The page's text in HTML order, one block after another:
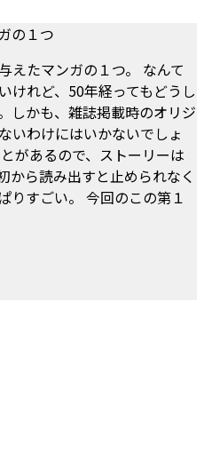
の１つ
えたマンガの１つ。 なんて
けれど、50年経ってもどうし
しかも、雑誌掲載時のオリジ
いわけにはいかないでしょ
があるので、ストーリーは
から読み出すと止められなく
りすごい。 今回のこの第１